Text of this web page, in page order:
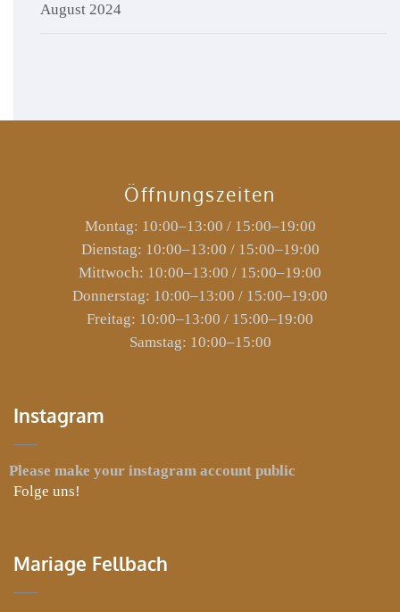
August 2024
Öffnungszeiten
Montag: 10:00–13:00 / 15:00–19:00
Dienstag: 10:00–13:00 / 15:00–19:00
Mittwoch: 10:00–13:00 / 15:00–19:00
Donnerstag: 10:00–13:00 / 15:00–19:00
Freitag: 10:00–13:00 / 15:00–19:00
Samstag: 10:00–15:00
Instagram
Please make your instagram account public
Folge uns!
Mariage Fellbach